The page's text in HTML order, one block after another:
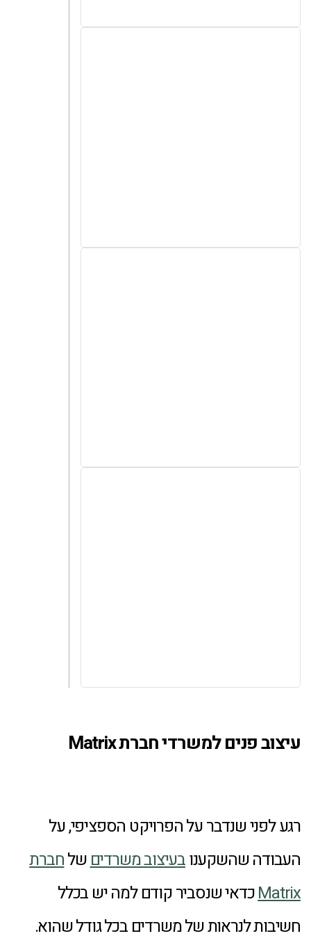
עיצוב פנים למשרדי חברת Matrix
רגע לפני שנדבר על הפרויקט הספציפי, על
העבודה שהשקענובעיצוב משרדים שלחברת
Matrixכדאי שנסביר קודם למה יש בכלל
חשיבות לנראות של משרדים בכל גודל שהוא.